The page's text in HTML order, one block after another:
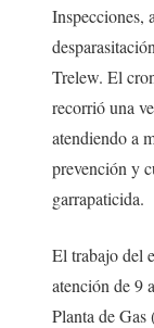
Inspecciones,
Trelew. El
recorrió una
atendiendo a
prevención y
garrapaticida.
El trabajo del
atención de 9
Planta de